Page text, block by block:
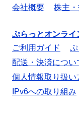
会社概要
株主
ぷらっとオンライ
ご利用ガイド
配送・決済につい
個人情報取り扱い
IPv6への取り組み